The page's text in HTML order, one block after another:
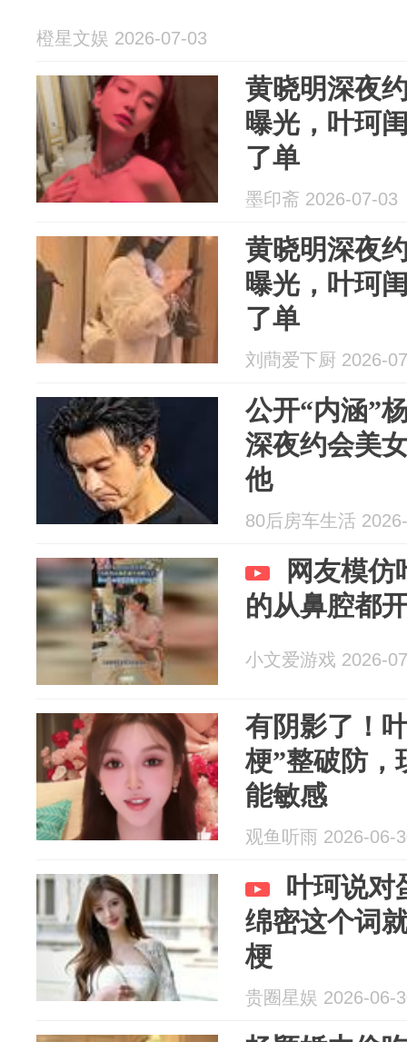
橙星文娱 2026-07-03
黄晓明深夜
曝光，叶珂
了单
墨印斋 2026-07-03
黄晓明深夜
曝光，叶珂
了单
刘蕳爱下厨 2026-
公开“内涵”
深夜约会美
他
80后房车生活
网友模仿
的从鼻腔都
小文爱游戏 2026-
有阴影了！
梗”整破防，
能敏感
观鱼听雨 2026-06-
叶珂说对
绵密这个词
梗
贵圈星娱 2026-06-